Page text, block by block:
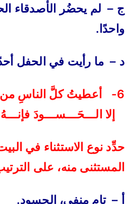
ج – لم يحضُر الأصدقاء
واحدًا.
د – ما رأيت في الحفل
6- أعطيتُ كلَّ الناسِ
إلا الـــحَـــســـودَ
حدِّد نوع الاستثناء في
المستثنى منه، على
أ – تام منفي، الحسود.